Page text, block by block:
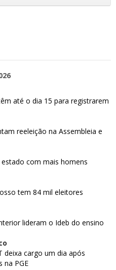
até o dia 15 para registrarem
reeleição na Assembleia e
com mais homens
tem 84 mil eleitores
lideram o Ideb do ensino
deixa cargo um dia após
na PGE